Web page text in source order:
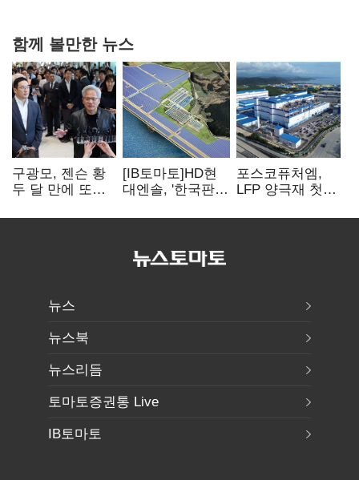
함께 볼만한 뉴스
구광모, 젠슨 황
두 달 만에 또
등 논의
[IB토마토]HD현
대엔솔, '한국판
세액공제 선택이
포스코퓨처엠,
LFP 양극재 첫
ESS 시장 공략
뉴스
뉴스북
뉴스리듬
토마토증권통 Live
IB토마토